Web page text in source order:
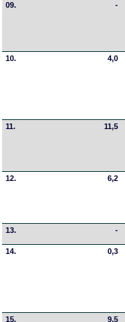
09. -
10. 4,0
11. 11,5
12. 6,2
13. -
14. 0,3
15. 9,5